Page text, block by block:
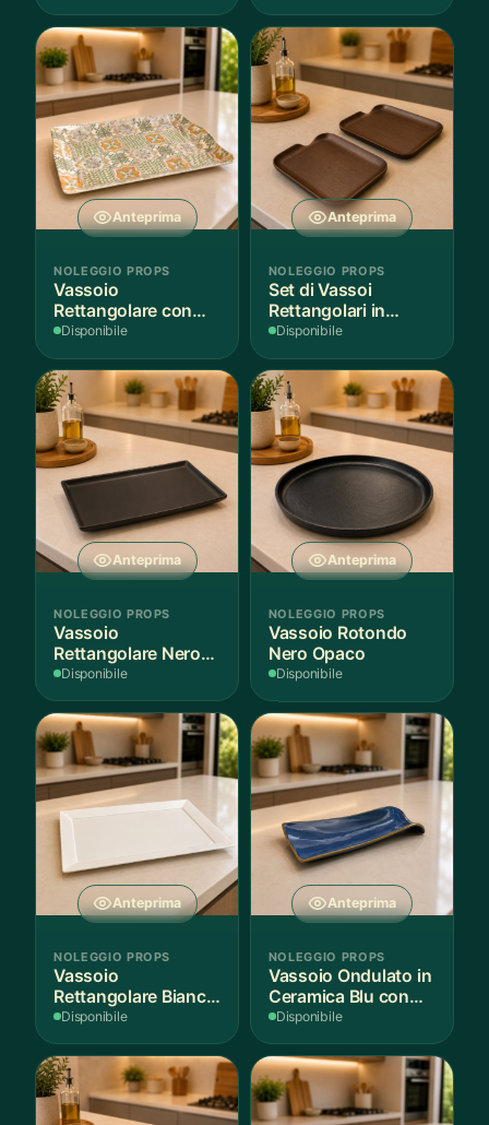
Anteprima
NOLEGGIO PROPS
Vassoio
Rettangolare con
Fantasia
Disponibile
Anteprima
NOLEGGIO PROPS
Set di Vassoi
Rettangolari in
Finitura Legno
Disponibile
Anteprima
NOLEGGIO PROPS
Vassoio
Rettangolare Nero
Opaco
Disponibile
Anteprima
NOLEGGIO PROPS
Vassoio Rotondo
Nero Opaco
Disponibile
Anteprima
NOLEGGIO PROPS
Vassoio
Rettangolare Bianco
per Scenografie
Disponibile
Anteprima
NOLEGGIO PROPS
Vassoio Ondulato in
Ceramica Blu con
Bordo Dorato
Disponibile